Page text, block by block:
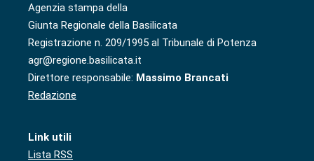
Agenzia stampa della
Giunta Regionale della Basilicata
Registrazione n. 209/1995 al Tribunale di Potenza
agr@regione.basilicata.it
Direttore responsabile: Massimo Brancati
Redazione
Link utili
Lista RSS